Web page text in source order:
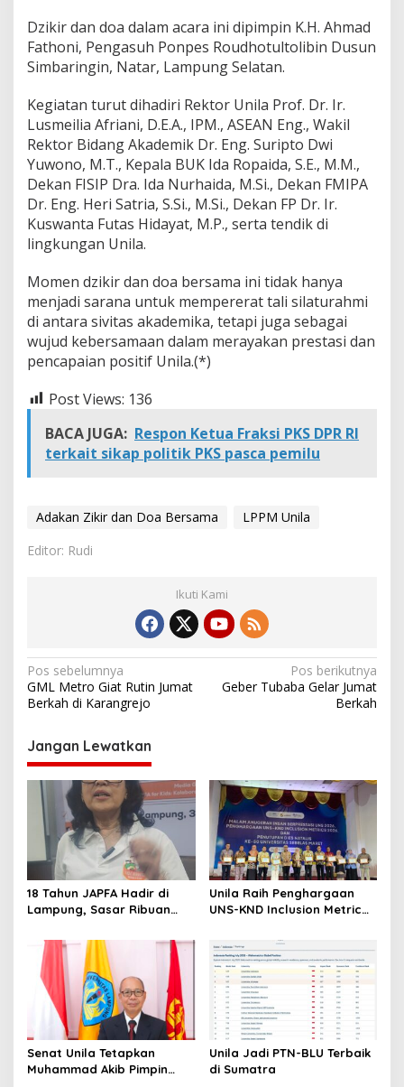
Dzikir dan doa dalam acara ini dipimpin K.H. Ahmad
Fathoni, Pengasuh Ponpes Roudhotultolibin Dusun
Simbaringin, Natar, Lampung Selatan.
Kegiatan turut dihadiri Rektor Unila Prof. Dr. Ir.
Lusmeilia Afriani, D.E.A., IPM., ASEAN Eng., Wakil
Rektor Bidang Akademik Dr. Eng. Suripto Dwi
Yuwono, M.T., Kepala BUK Ida Ropaida, S.E., M.M.,
Dekan FISIP Dra. Ida Nurhaida, M.Si., Dekan FMIPA
Dr. Eng. Heri Satria, S.Si., M.Si., Dekan FP Dr. Ir.
Kuswanta Futas Hidayat, M.P., serta tendik di
lingkungan Unila.
Momen dzikir dan doa bersama ini tidak hanya
menjadi sarana untuk mempererat tali silaturahmi
di antara sivitas akademika, tetapi juga sebagai
wujud kebersamaan dalam merayakan prestasi dan
pencapaian positif Unila.(*)
Post Views: 136
BACA JUGA: Respon Ketua Fraksi PKS DPR RI
terkait sikap politik PKS pasca pemilu
Adakan Zikir dan Doa Bersama
LPPM Unila
Editor: Rudi
Ikuti Kami
N
a
i
g
a
p
o
Pos sebelumnya
GML Metro Giat Rutin Jumat
Berkah di Karangrejo
Pos berikutnya
Geber Tubaba Gelar Jumat
Berkah
Jangan Lewatkan
18 Tahun JAPFA Hadir di
Lampung, Sasar Ribuan
Sehat
Unila Raih Penghargaan
UNS-KND Inclusion Metric
Senat Unila Tetapkan
Muhammad Akib Pimpin
Unila Jadi PTN-BLU Terbaik
di Sumatra